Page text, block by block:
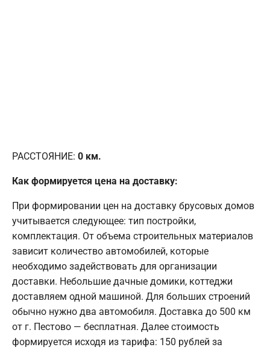
РАССТОЯНИЕ: 0 км.
Как формируется цена на доставку:
При формировании цен на доставку брусовых домов
учитывается следующее: тип постройки,
комплектация. От объема строительных материалов
зависит количество автомобилей, которые
необходимо задействовать для организации
доставки. Небольшие дачные домики, коттеджи
доставляем одной машиной. Для больших строений
обычно нужно два автомобиля. Доставка до 500 км
от г. Пестово — бесплатная. Далее стоимость
формируется исходя из тарифа: 150 рублей за